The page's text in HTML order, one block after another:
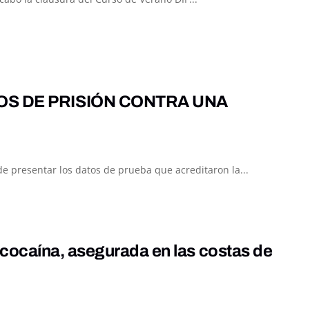
DE PRISIÓN CONTRA UNA
presentar los datos de prueba que acreditaron la...
asegurada en las costas de